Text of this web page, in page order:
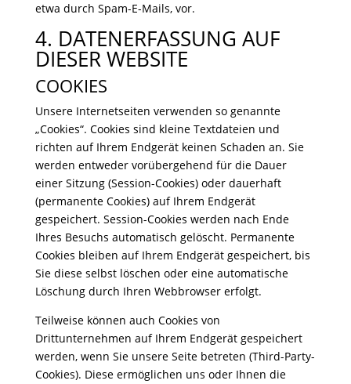
etwa durch Spam-E-Mails, vor.
4. DATENERFASSUNG AUF
DIESER WEBSITE
COOKIES
Unsere Internetseiten verwenden so genannte
„Cookies“. Cookies sind kleine Textdateien und
richten auf Ihrem Endgerät keinen Schaden an. Sie
werden entweder vorübergehend für die Dauer
einer Sitzung (Session-Cookies) oder dauerhaft
(permanente Cookies) auf Ihrem Endgerät
gespeichert. Session-Cookies werden nach Ende
Ihres Besuchs automatisch gelöscht. Permanente
Cookies bleiben auf Ihrem Endgerät gespeichert, bis
Sie diese selbst löschen oder eine automatische
Löschung durch Ihren Webbrowser erfolgt.
Teilweise können auch Cookies von
Drittunternehmen auf Ihrem Endgerät gespeichert
werden, wenn Sie unsere Seite betreten (Third-Party-
Cookies). Diese ermöglichen uns oder Ihnen die